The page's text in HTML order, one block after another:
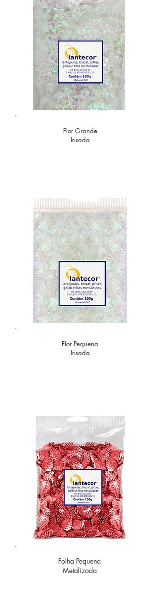
Flor Grande
Irisada
Flor Pequena
Irisada
Folha Pequena
Metalizada